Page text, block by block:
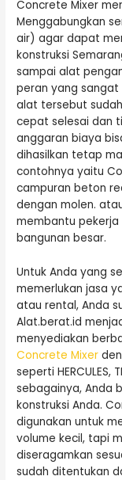
Concrete Mixer
Menggabungkan
air) agar dapat
konstruksi
sampai alat
peran yang
alat tersebut
cepat selesai dan
anggaran biaya
dihasilkan tetap
contohnya yaitu
campuran beton
dengan molen.
membantu
bangunan besar.
Untuk Anda yang
memerlukan jasa
atau rental, Anda
Alat.berat.id
menyediakan
Concrete Mixer
seperti HERCULES,
sebagainya, Anda
konstruksi Anda.
digunakan untuk
volume kecil, tapi
diseragamkan
sudah ditentukan